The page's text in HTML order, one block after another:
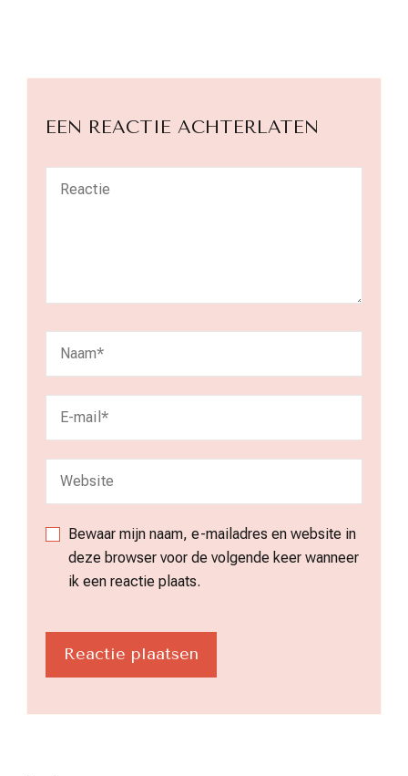
EEN REACTIE ACHTERLATEN
Bewaar mijn naam, e-mailadres en website in
deze browser voor de volgende keer wanneer
ik een reactie plaats.